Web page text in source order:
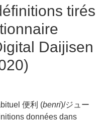
tirés
Daijisen
便利 (benri)/ジュー
données dans